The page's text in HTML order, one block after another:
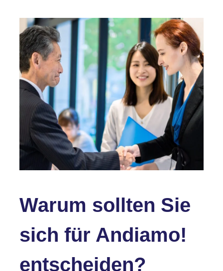
Warum sollten Sie
sich für Andiamo!
entscheiden?